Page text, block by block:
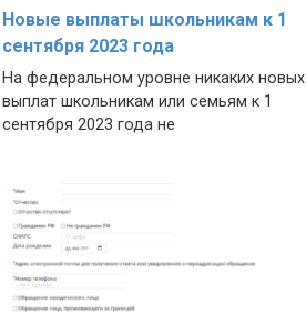
Новые выплаты школьникам к 1
сентября 2023 года
На федеральном уровне никаких новых
выплат школьникам или семьям к 1
сентября 2023 года не